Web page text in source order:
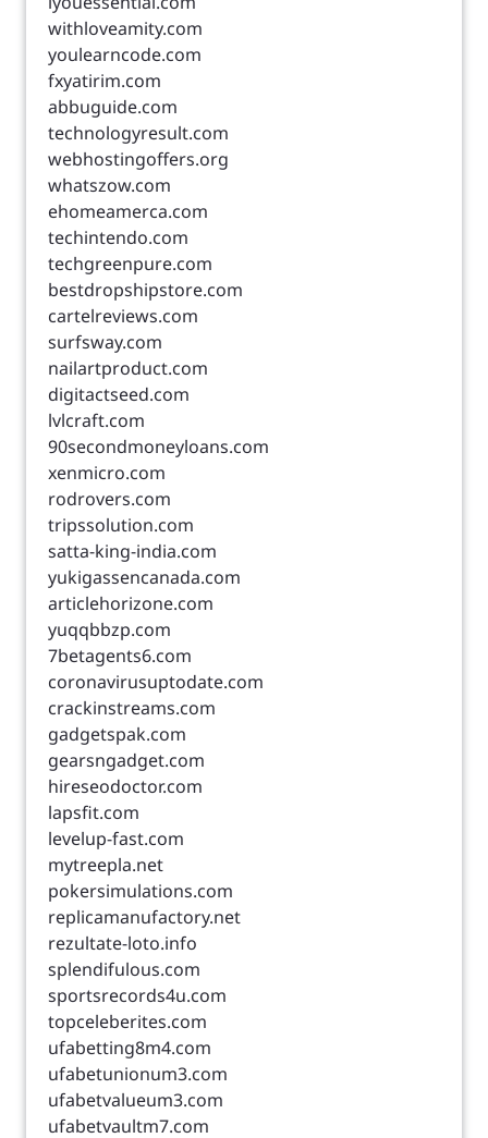
withloveamity.com
youlearncode.com
fxyatirim.com
abbuguide.com
technologyresult.com
webhostingoffers.org
whatszow.com
ehomeamerca.com
techintendo.com
techgreenpure.com
bestdropshipstore.com
cartelreviews.com
surfsway.com
nailartproduct.com
digitactseed.com
lvlcraft.com
90secondmoneyloans.com
xenmicro.com
rodrovers.com
tripssolution.com
satta-king-india.com
yukigassencanada.com
articlehorizone.com
yuqqbbzp.com
7betagents6.com
coronavirusuptodate.com
crackinstreams.com
gadgetspak.com
gearsngadget.com
hireseodoctor.com
lapsfit.com
levelup-fast.com
mytreepla.net
pokersimulations.com
replicamanufactory.net
rezultate-loto.info
splendifulous.com
sportsrecords4u.com
topceleberites.com
ufabetting8m4.com
ufabetunionum3.com
ufabetvalueum3.com
ufabetvaultm7.com